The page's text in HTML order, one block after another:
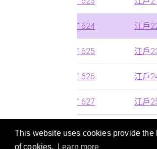
This website uses cookies provide
of cookies.
Learn more
1624 江戶
1625 江戶
1626 江戶
1627 江戶
本站提供西历，中国朝代